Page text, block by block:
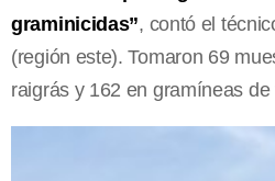
graminicidas”, contó el
(región este). Tomaron 69
raigrás y 162 en gramíneas de